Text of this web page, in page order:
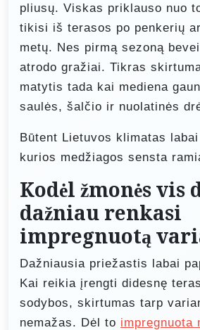
pliusų. Viskas priklauso nuo
tikisi iš terasos po penkerių
metų. Nes pirmą sezoną
atrodo gražiai. Tikras
matytis tada kai mediena
saulės, šalčio ir nuolatinės
Būtent Lietuvos klimatas
kurios medžiagos sensta
Kodėl žmonės vis
dažniau renkasi
impregnuotą
Dažniausia priežastis labai
Kai reikia įrengti didesnę
sodybos, skirtumas tarp
nemažas. Dėl to impregnuota